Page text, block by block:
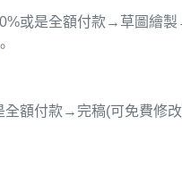
或是全額付款→草圖繪
額付款→完稿(可免費修